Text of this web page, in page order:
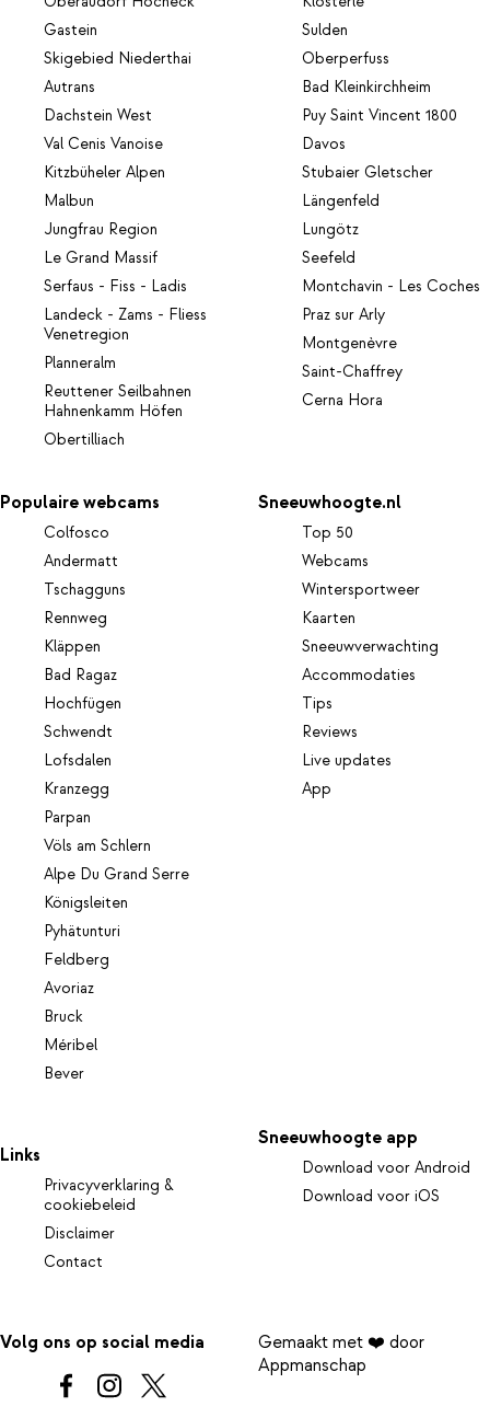
Gastein
Skigebied Niederthai
Autrans
Dachstein West
Val Cenis Vanoise
Kitzbüheler Alpen
Malbun
Jungfrau Region
Le Grand Massif
Serfaus - Fiss - Ladis
Landeck - Zams - Fliess
Venetregion
Planneralm
Reuttener Seilbahnen
Hahnenkamm Höfen
Obertilliach
Sulden
Oberperfuss
Bad Kleinkirchheim
Puy Saint Vincent 1800
Davos
Stubaier Gletscher
Längenfeld
Lungötz
Seefeld
Montchavin - Les Coches
Praz sur Arly
Montgenèvre
Saint-Chaffrey
Cerna Hora
Populaire webcams
Colfosco
Andermatt
Tschagguns
Rennweg
Kläppen
Bad Ragaz
Hochfügen
Schwendt
Lofsdalen
Kranzegg
Parpan
Völs am Schlern
Alpe Du Grand Serre
Königsleiten
Pyhätunturi
Feldberg
Avoriaz
Bruck
Méribel
Bever
Sneeuwhoogte.nl
Top 50
Webcams
Wintersportweer
Kaarten
Sneeuwverwachting
Accommodaties
Tips
Reviews
Live updates
App
Links
Privacyverklaring &
cookiebeleid
Disclaimer
Contact
Sneeuwhoogte app
Download voor Android
Download voor iOS
Volg ons op social media
Gemaakt met ❤️ door
Appmanschap